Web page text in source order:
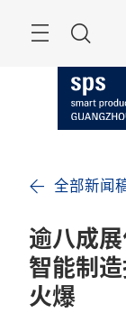
索
全部新闻
逾八成
智能制
火爆